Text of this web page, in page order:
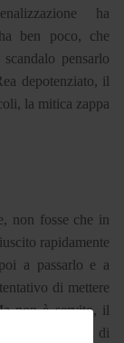
ha
ben poco, che
pensarlo
depotenziato, il
la mitica zappa
non fosse che in
rapidamente
a passarlo e a
di mettere
non è servito, il
giro a vista di